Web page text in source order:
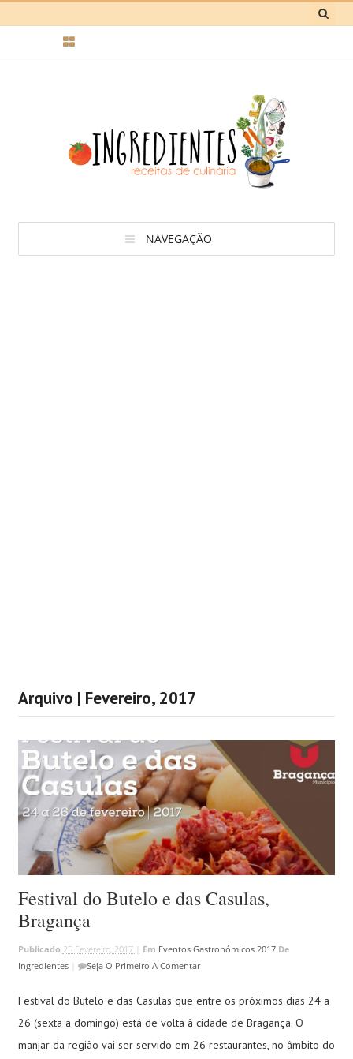
NAVEGAÇÃO
Arquivo | Fevereiro, 2017
Festival do Butelo e das Casulas,
Bragança
Publicado 25 Fevereiro, 2017 | Em Eventos Gastronómicos 2017 De
Ingredientes| Seja O Primeiro A Comentar
Festival do Butelo e das Casulas que entre os próximos dias 24 a
26 (sexta a domingo) está de volta à cidade de Bragança. O
manjar da região vai ser servido em 26 restaurantes, no âmbito do